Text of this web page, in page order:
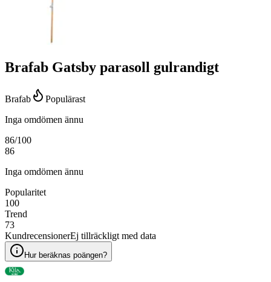
Brafab Gatsby parasoll gulrandigt
Brafab
Populärast
Inga omdömen ännu
86/100
86
Inga omdömen ännu
Popularitet
100
Trend
73
KundrecensionerEj tillräckligt med data
Hur beräknas poängen?